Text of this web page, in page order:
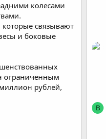
колесами
которые связывают
и боковые
ограниченным
рублей,
B